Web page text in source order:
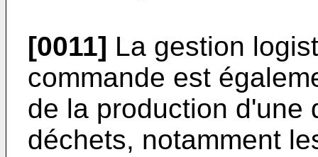
[0011] La gestion
commande est
de la production d'une
déchets, notamment